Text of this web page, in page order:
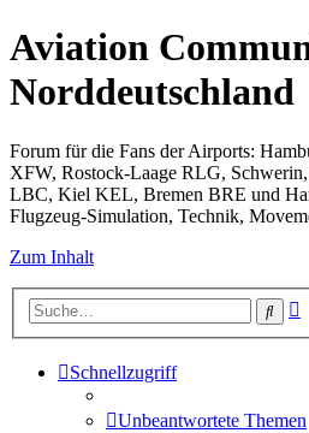
Aviation
Norddeutschland
Forum für die Fans der Airports:
XFW, Rostock-Laage RLG,
LBC, Kiel KEL, Bremen BRE und
Flugzeug-Simulation, Technik,
Zum Inhalt
Suche
Schnellzugriff
Unbeantwortete Themen